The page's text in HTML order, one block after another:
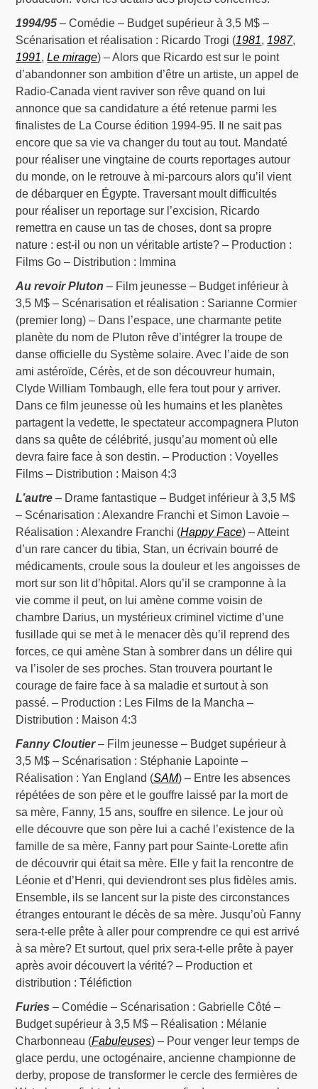
1994/95 – Comédie – Budget supérieur à 3,5 M$ –
Scénarisation et réalisation : Ricardo Trogi (1981, 1987,
1991,Le mirage) – Alors que Ricardo est sur le point
d’abandonner son ambition d’être un artiste, un appel de
Radio-Canada vient raviver son rêve quand on lui
annonce que sa candidature a été retenue parmi les
finalistes de La Course édition 1994-95. Il ne sait pas
encore que sa vie va changer du tout au tout. Mandaté
pour réaliser une vingtaine de courts reportages autour
du monde, on le retrouve à mi-parcours alors qu’il vient
de débarquer en Égypte. Traversant moult difficultés
pour réaliser un reportage sur l’excision, Ricardo
remettra en cause un tas de choses, dont sa propre
nature : est-il ou non un véritable artiste? – Production :
Films Go – Distribution : Immina
Au revoir Pluton – Film jeunesse – Budget inférieur à
3,5 M$ – Scénarisation et réalisation : Sarianne Cormier
(premier long) – Dans l’espace, une charmante petite
planète du nom de Pluton rêve d’intégrer la troupe de
danse officielle du Système solaire. Avec l’aide de son
ami astéroïde, Cérès, et de son découvreur humain,
Clyde William Tombaugh, elle fera tout pour y arriver.
Dans ce film jeunesse où les humains et les planètes
partagent la vedette, le spectateur accompagnera Pluton
dans sa quête de célébrité, jusqu’au moment où elle
devra faire face à son destin. – Production : Voyelles
Films – Distribution : Maison 4:3
L’autre – Drame fantastique – Budget inférieur à 3,5 M$
– Scénarisation : Alexandre Franchi et Simon Lavoie –
Réalisation : Alexandre Franchi (Happy Face) – Atteint
d’un rare cancer du tibia, Stan, un écrivain bourré de
médicaments, croule sous la douleur et les angoisses de
mort sur son lit d’hôpital. Alors qu’il se cramponne à la
vie comme il peut, on lui amène comme voisin de
chambre Darius, un mystérieux criminel victime d’une
fusillade qui se met à le menacer dès qu’il reprend des
forces, ce qui amène Stan à sombrer dans un délire qui
va l’isoler de ses proches. Stan trouvera pourtant le
courage de faire face à sa maladie et surtout à son
passé. – Production : Les Films de la Mancha –
Distribution : Maison 4:3
Fanny Cloutier– Film jeunesse – Budget supérieur à
3,5 M$ – Scénarisation : Stéphanie Lapointe –
Réalisation : Yan England (SAM) – Entre les absences
répétées de son père et le gouffre laissé par la mort de
sa mère, Fanny, 15 ans, souffre en silence. Le jour où
elle découvre que son père lui a caché l’existence de la
famille de sa mère, Fanny part pour Sainte-Lorette afin
de découvrir qui était sa mère. Elle y fait la rencontre de
Léonie et d’Henri, qui deviendront ses plus fidèles amis.
Ensemble, ils se lancent sur la piste des circonstances
étranges entourant le décès de sa mère. Jusqu’où Fanny
sera-t-elle prête à aller pour comprendre ce qui est arrivé
à sa mère? Et surtout, quel prix sera-t-elle prête à payer
après avoir découvert la vérité? – Production et
distribution : Téléfiction
Furies – Comédie – Scénarisation : Gabrielle Côté –
Budget supérieur à 3,5 M$ – Réalisation : Mélanie
Charbonneau (Fabuleuses) – Pour venger leur temps de
glace perdu, une octogénaire, ancienne championne de
derby, propose de transformer le cercle des fermières de